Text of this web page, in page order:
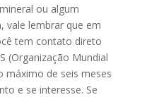
ou algum
vale lembrar que em
tem contato direto
(Organização Mundial
máximo de seis meses
e se interesse. Se